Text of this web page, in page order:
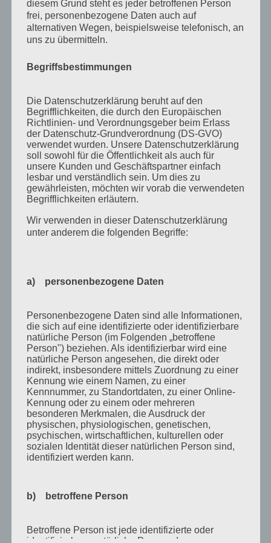
November 2011
Oktober 2011
August 2011
Juni 2011
Mai 2011
April 2011
März 2011
Februar 2011
Dezember 2010
August 2010
Juli 2010
Juni 2010
Mai 2010
April 2010
März 2010
Februar 2010
Januar 2010
Oktober 2009
August 2009
diesem Grund steht es jeder betroffenen Person
frei, personenbezogene Daten auch auf
alternativen Wegen, beispielsweise telefonisch, an
uns zu übermitteln.
Begriffsbestimmungen
Die Datenschutzerklärung beruht auf den
Begrifflichkeiten, die durch den Europäischen
Richtlinien- und Verordnungsgeber beim Erlass
der Datenschutz-Grundverordnung (DS-GVO)
verwendet wurden. Unsere Datenschutzerklärung
soll sowohl für die Öffentlichkeit als auch für
unsere Kunden und Geschäftspartner einfach
lesbar und verständlich sein. Um dies zu
gewährleisten, möchten wir vorab die verwendeten
Begrifflichkeiten erläutern.
Wir verwenden in dieser Datenschutzerklärung
unter anderem die folgenden Begriffe:
a) personenbezogene Daten
Personenbezogene Daten sind alle Informationen,
die sich auf eine identifizierte oder identifizierbare
natürliche Person (im Folgenden „betroffene
Person") beziehen. Als identifizierbar wird eine
natürliche Person angesehen, die direkt oder
indirekt, insbesondere mittels Zuordnung zu einer
Kennung wie einem Namen, zu einer
Kennnummer, zu Standortdaten, zu einer Online-
Kennung oder zu einem oder mehreren
besonderen Merkmalen, die Ausdruck der
physischen, physiologischen, genetischen,
psychischen, wirtschaftlichen, kulturellen oder
sozialen Identität dieser natürlichen Person sind,
identifiziert werden kann.
b) betroffene Person
Betroffene Person ist jede identifizierte oder
identifizierbare natürliche Person, deren